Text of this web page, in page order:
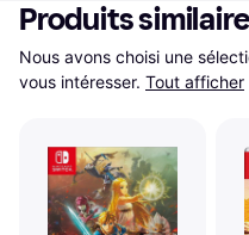
Produits
Nous avons choisi une
vous intéresser. Tout afficher